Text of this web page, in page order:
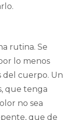
rutina. Se
lo menos
del cuerpo. Un
que tenga
no sea
que de